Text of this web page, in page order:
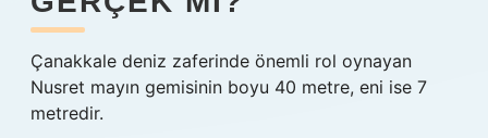
Çanakkale deniz zaferinde önemli rol oynayan
Nusret mayın gemisinin boyu 40 metre, eni ise 7
metredir.